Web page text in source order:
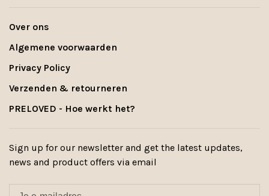
Over ons
Algemene voorwaarden
Privacy Policy
Verzenden & retourneren
PRELOVED - Hoe werkt het?
Sign up for our newsletter and get the latest updates,
news and product offers via email